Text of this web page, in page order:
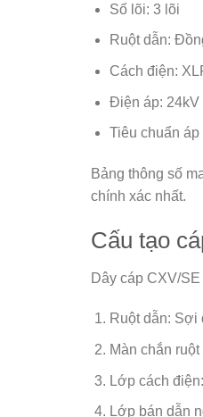
Số lõi: 3 lõi
Ruột dẫn:
Cách điện:
Điện áp: 24kV
Tiêu chuẩn
Bảng thông số
chính xác nhất.
Cấu tạo
Dây cáp CXV/
Ruột dẫn: Sợi
Màn chắn
Lớp cách
Lớp bán dẫn